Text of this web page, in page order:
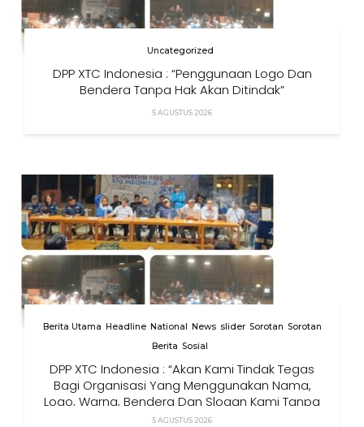
Uncategorized
DPP XTC Indonesia : “Penggunaan Logo Dan
Bendera Tanpa Hak Akan Ditindak”
5 AGUSTUS 2026
Berita Utama Headline National News slider Sorotan Sorotan
Berita Sosial
DPP XTC Indonesia : “Akan Kami Tindak Tegas
Bagi Organisasi Yang Menggunakan Nama,
Logo, Warna, Bendera Dan Slogan Kami Tanpa
Izin”
5 AGUSTUS 2026